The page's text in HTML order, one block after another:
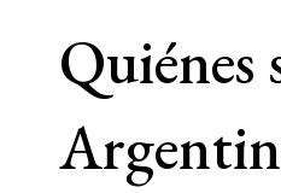
Quiénes